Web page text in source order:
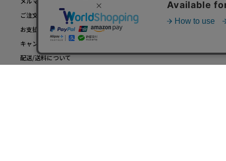
ご注文について
お支払いについて
キャンセル/返品/交換について
配送/送料について